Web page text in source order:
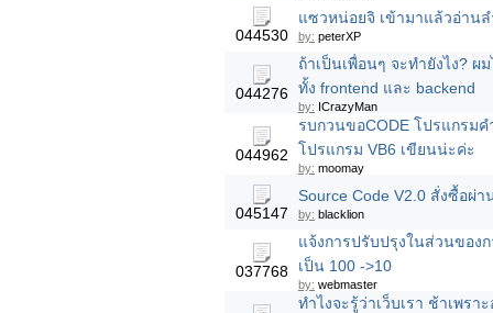
044530
แซวหน่อยจิ เข้ามาแล้วอ่าน
by: peterXP
044276
ถ้าเป็นเพื่อนๆ จะทำยังไง?
ทั้ง frontend และ backend
by: ICrazyMan
044962
รบกวนขอCODE โปรแกรม
โปรแกรม VB6 เขียนน่ะค่ะ
by: moomay
045147
Source Code V2.0 สั่งซื้อผ่า
by: blacklion
037768
แจ้งการปรับปรุงในส่วนของ
เป็น 100 ->10
by: webmaster
ทำไงจะรู้ว่าเว็บเรา ช้าเพรา